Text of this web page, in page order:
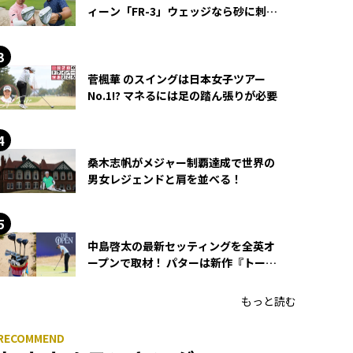
ィーン「FR-3」ウェッジなら砂に刺さ
菅楓華 のスイングは日本女子ツアー
No.1!? マネるには足の踏ん張りが必要
桑木志帆がメジャー制覇達成で世界の
男女レジェンドと肩を並べる！
中島啓太の最新セッティングを全英オ
ープンで取材！ パターは新作『トーチ
もっと読む